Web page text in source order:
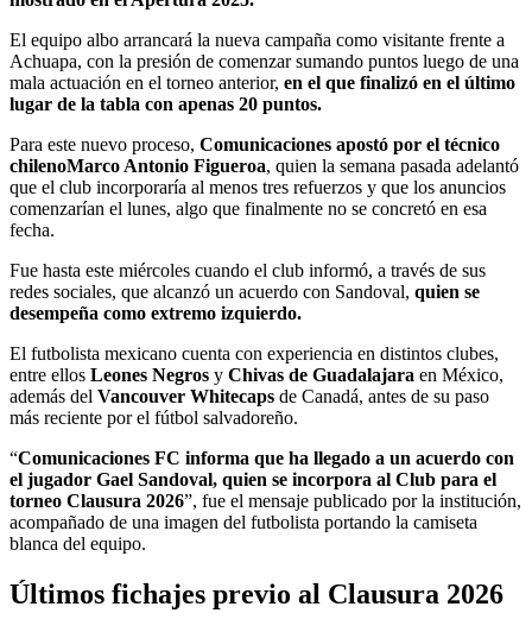
El equipo albo arrancará la nueva campaña como visitante frente a
Achuapa, con la presión de comenzar sumando puntos luego de una
mala actuación en el torneo anterior, en el que finalizó en el último
lugar de la tabla con apenas 20 puntos.
Para este nuevo proceso, Comunicaciones apostó por el técnico
chilenoMarco Antonio Figueroa, quien la semana pasada adelantó
que el club incorporaría al menos tres refuerzos y que los anuncios
comenzarían el lunes, algo que finalmente no se concretó en esa
fecha.
Fue hasta este miércoles cuando el club informó, a través de sus
redes sociales, que alcanzó un acuerdo con Sandoval, quien se
desempeña como extremo izquierdo.
El futbolista mexicano cuenta con experiencia en distintos clubes,
entre ellos Leones Negros y Chivas de Guadalajara en México,
además del Vancouver Whitecaps de Canadá, antes de su paso
más reciente por el fútbol salvadoreño.
“Comunicaciones FC informa que ha llegado a un acuerdo con
el jugador Gael Sandoval, quien se incorpora al Club para el
torneo Clausura 2026”, fue el mensaje publicado por la institución,
acompañado de una imagen del futbolista portando la camiseta
blanca del equipo.
Últimos fichajes previo al Clausura 2026